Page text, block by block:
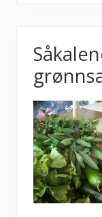
r
d
f
o
r
b
e
d
r
i
n
g
o
g
h